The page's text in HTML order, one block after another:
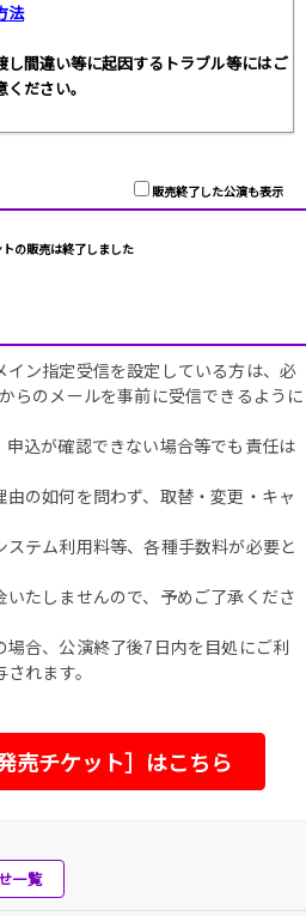
法
間違い等に起因するトラブル等にはご
ださい。
販売終了した公演も表示
トの販売は終了しました
ン指定受信を設定している方は、必
のメールを事前に受信できるように
込が確認できない場合等でも責任は
の如何を問わず、取替・変更・キャ
テム利用料等、各種手数料が必要と
たしませんので、予めご了承くださ
合、公演終了後7日内を目処にご利
れます。
売チケット］はこちら
一覧